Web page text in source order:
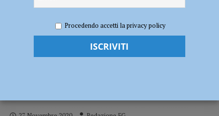
Banca di Piacenza per tornare alla Ricci Oddi: Signora ed Ecce Homo
pronti per l’inaugurazione
Il Klimt ha lasciato la Banca di Piacenza
Procedendo accetti la privacy policy